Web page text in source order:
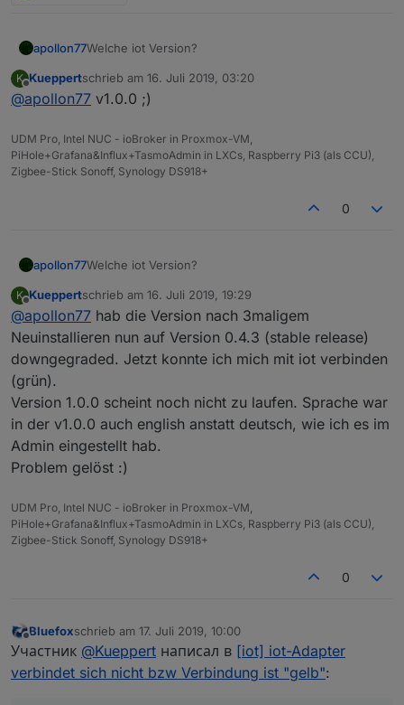
apollon77Welche iot Version?
K
Offline
Kueppertschrieb am 16. Juli 2019, 03:20
zuletzt editiert von
@apollon77 v1.0.0 ;)
UDM Pro, Intel NUC - ioBroker in Proxmox-VM,
PiHole+Grafana&Influx+TasmoAdmin in LXCs, Raspberry Pi3 (als CCU),
Zigbee-Stick Sonoff, Synology DS918+
0
apollon77Welche iot Version?
K
Offline
Kueppertschrieb am 16. Juli 2019, 19:29
zuletzt editiert von
@apollon77 hab die Version nach 3maligem
Neuinstallieren nun auf Version 0.4.3 (stable release)
downgegraded. Jetzt konnte ich mich mit iot verbinden
(grün).
Version 1.0.0 scheint noch nicht zu laufen. Sprache war
in der v1.0.0 auch english anstatt deutsch, wie ich es im
Admin eingestellt hab.
Problem gelöst :)
UDM Pro, Intel NUC - ioBroker in Proxmox-VM,
PiHole+Grafana&Influx+TasmoAdmin in LXCs, Raspberry Pi3 (als CCU),
Zigbee-Stick Sonoff, Synology DS918+
0
Bluefoxschrieb am 17. Juli 2019, 10:00
zuletzt editiert von
Участник @Kueppert написал в [iot] iot-Adapter
verbindet sich nicht bzw Verbindung ist "gelb":